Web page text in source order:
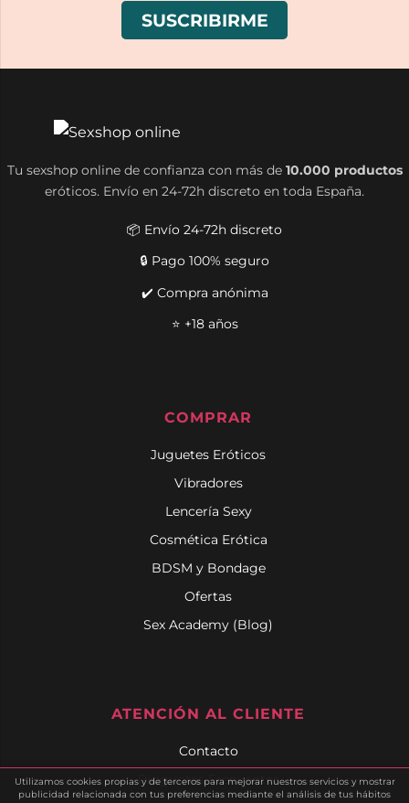
Utilizamos cookies propias y de terceros para mejorar nuestros servicios y mostrar
publicidad relacionada con tus preferencias mediante el análisis de tus hábitos
Tu sexshop online de confianza con más de 10.000 productos
eróticos. Envío en 24-72h discreto en toda España.
📦 Envío 24-72h discreto
🔒 Pago 100% seguro
✔️ Compra anónima
⭐ +18 años
COMPRAR
Juguetes Eróticos
Vibradores
Lencería Sexy
Cosmética Erótica
BDSM y Bondage
Ofertas
Sex Academy (Blog)
ATENCIÓN AL CLIENTE
Contacto
Preguntas Frecuentes